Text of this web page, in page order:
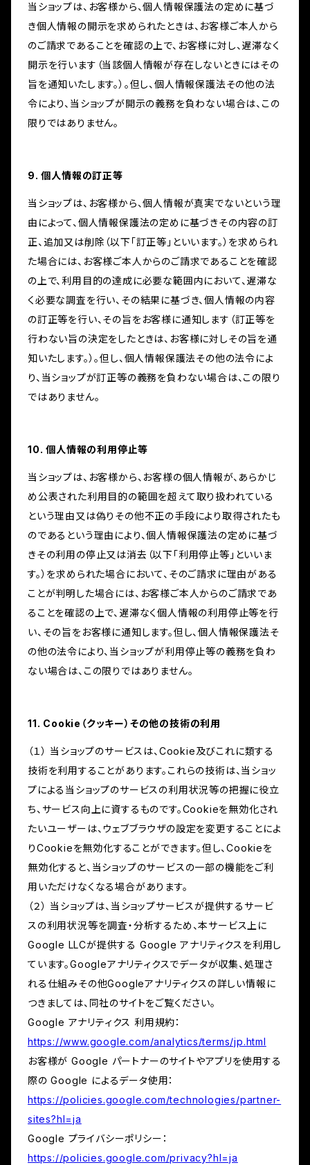
当ショップは、お客様から、個人情報保護法の定めに基づ
き個人情報の開示を求められたときは、お客様ご本人から
のご請求であることを確認の上で、お客様に対し、遅滞なく
開示を行います（当該個人情報が存在しないときにはその
旨を通知いたします。）。但し、個人情報保護法その他の法
令により、当ショップが開示の義務を負わない場合は、この
限りではありません。
9. 個人情報の訂正等
当ショップは、お客様から、個人情報が真実でないという理
由によって、個人情報保護法の定めに基づきその内容の訂
正、追加又は削除（以下「訂正等」といいます。）を求められ
た場合には、お客様ご本人からのご請求であることを確認
の上で、利用目的の達成に必要な範囲内において、遅滞な
く必要な調査を行い、その結果に基づき、個人情報の内容
の訂正等を行い、その旨をお客様に通知します（訂正等を
行わない旨の決定をしたときは、お客様に対しその旨を通
知いたします。）。但し、個人情報保護法その他の法令によ
り、当ショップが訂正等の義務を負わない場合は、この限り
ではありません。
10. 個人情報の利用停止等
当ショップは、お客様から、お客様の個人情報が、あらかじ
め公表された利用目的の範囲を超えて取り扱われている
という理由又は偽りその他不正の手段により取得されたも
のであるという理由により、個人情報保護法の定めに基づ
きその利用の停止又は消去（以下「利用停止等」といいま
す。）を求められた場合において、そのご請求に理由がある
ことが判明した場合には、お客様ご本人からのご請求であ
ることを確認の上で、遅滞なく個人情報の利用停止等を行
い、その旨をお客様に通知します。但し、個人情報保護法そ
の他の法令により、当ショップが利用停止等の義務を負わ
ない場合は、この限りではありません。
11. Cookie（クッキー）その他の技術の利用
（１） 当ショップのサービスは、Cookie及びこれに類する
技術を利用することがあります。これらの技術は、当ショッ
プによる当ショップのサービスの利用状況等の把握に役立
ち、サービス向上に資するものです。Cookieを無効化され
たいユーザーは、ウェブブラウザの設定を変更することによ
りCookieを無効化することができます。但し、Cookieを
無効化すると、当ショップのサービスの一部の機能をご利
用いただけなくなる場合があります。
（２） 当ショップは、当ショップサービスが提供するサービ
スの利用状況等を調査・分析するため、本サービス上に
Google LLCが提供する Google アナリティクスを利用し
ています。Googleアナリティクスでデータが収集、処理さ
れる仕組みその他Googleアナリティクスの詳しい情報に
つきましては、同社のサイトをご覧ください。
Google アナリティクス 利用規約：
https://www.google.com/analytics/terms/jp.html
お客様が Google パートナーのサイトやアプリを使用する
際の Google によるデータ使用：
https://policies.google.com/technologies/partner-
sites?hl=ja
Google プライバシーポリシー：
https://policies.google.com/privacy?hl=ja